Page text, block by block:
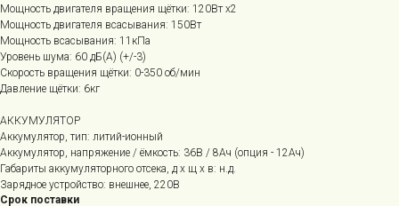
Мощность двигателя вращения щётки: 120Вт х2
Мощность двигателя всасывания: 150Вт
Мощность всасывания: 11кПа
Уровень шума: 60 дБ(А) (+/-3)
Скорость вращения щётки: 0-350 об/мин
Давление щётки: 6кг
АККУМУЛЯТОР
Аккумулятор, тип: литий-ионный
Аккумулятор, напряжение / ёмкость: 36В / 8Ач (опция - 12Ач)
Габариты аккумуляторного отсека, д х щ х в: н.д.
Зарядное устройство: внешнее, 220В
Срок поставки